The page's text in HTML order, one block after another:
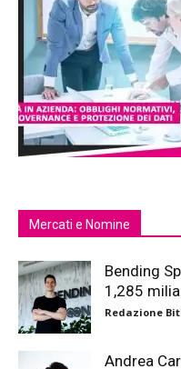
Mercati e Nomine
Bending
1,285
Redazione
Andrea